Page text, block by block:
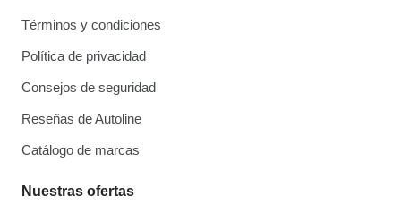
Términos y condiciones
Política de privacidad
Consejos de seguridad
Reseñas de Autoline
Catálogo de marcas
Nuestras ofertas